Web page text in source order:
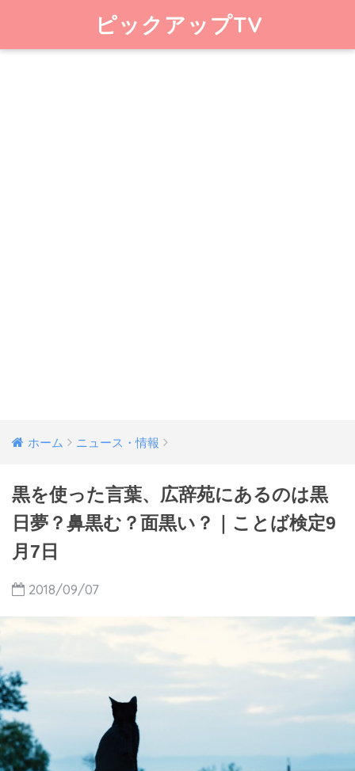
ピックアップTV
ホーム ニュース・情報
黒を使った言葉、広辞苑にあるのは黒
日夢？鼻黒む？面黒い？｜ことば検定9
月7日
2018/09/07